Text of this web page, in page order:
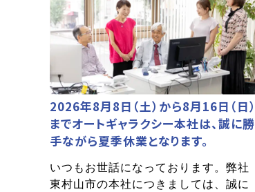
2026年8月8日（土）から8月16日（日）
までオートギャラクシー本社は、誠に勝
手ながら夏季休業となります。
いつもお世話になっております。弊社
東村山市の本社につきましては、誠に